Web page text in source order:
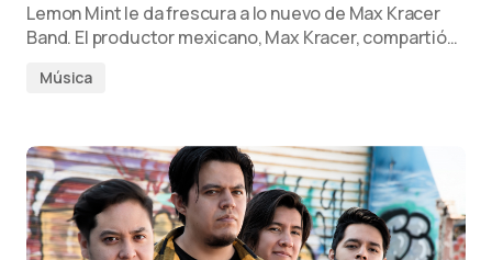
Lemon Mint le da frescura a lo nuevo de Max Kracer
Band. El productor mexicano, Max Kracer, compartió…
Música